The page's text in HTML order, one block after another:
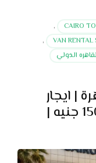
CAIRO
,
VAN RENTAL
,
الدولي
| ايجار
ميكروباص مطار بـ 1500 جنيه |